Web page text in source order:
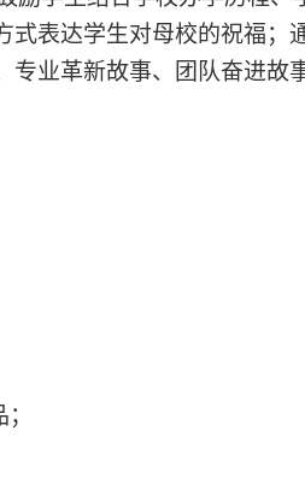
表达学生对母校的祝福；
业革新故事、团队奋进故
；